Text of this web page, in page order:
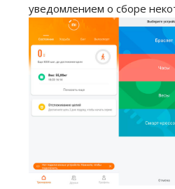
уведомлением о сборе